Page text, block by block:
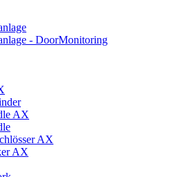
- DoorMonitoring
AX
AX
AX